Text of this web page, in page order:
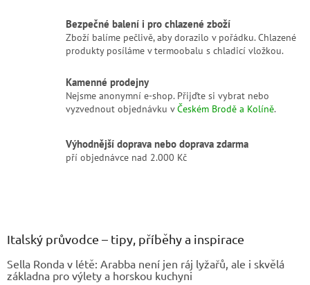
s
u
Bezpečné balení i pro chlazené zboží
Zboží balíme pečlivě, aby dorazilo v pořádku. Chlazené
produkty posíláme v termoobalu s chladicí vložkou.
Kamenné prodejny
Nejsme anonymní e-shop. Přijďte si vybrat nebo
vyzvednout objednávku vČeském Brodě a Kolíně.
Výhodnější doprava nebo doprava zdarma
pří objednávce nad 2.000 Kč
Italský průvodce – tipy, příběhy a inspirace
Sella Ronda v létě: Arabba není jen ráj lyžařů, ale i skvělá
základna pro výlety a horskou kuchyni